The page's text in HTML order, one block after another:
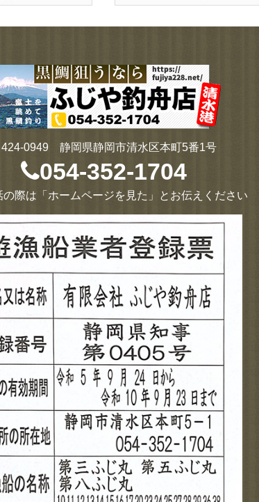
424-0949 静岡県静岡市清水区本町5番1号
054-352-1704
際は「ホームページを見た」とお伝えください